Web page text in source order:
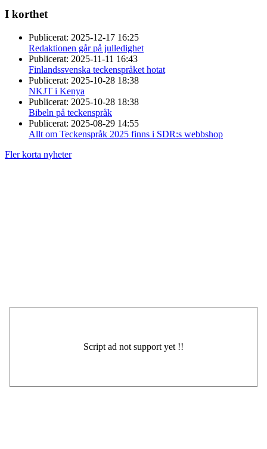
I korthet
Publicerat: 2025-12-17 16:25
Redaktionen går på julledighet
Publicerat: 2025-11-11 16:43
Finlandssvenska teckenspråket hotat
Publicerat: 2025-10-28 18:38
NKJT i Kenya
Publicerat: 2025-10-28 18:38
Bibeln på teckenspråk
Publicerat: 2025-08-29 14:55
Allt om Teckenspråk 2025 finns i SDR:s webbshop
Fler korta nyheter